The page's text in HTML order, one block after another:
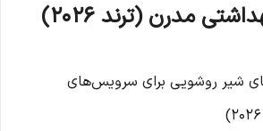
مدرن (ترند ۲۰۲۶)
شیر روشویی برای سرویس‌های